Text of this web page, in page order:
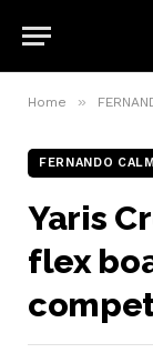
Home »
FERNANDO
Yaris
flex